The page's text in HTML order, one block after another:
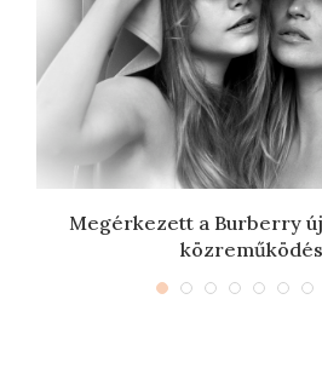
Megérkezett a Burberry